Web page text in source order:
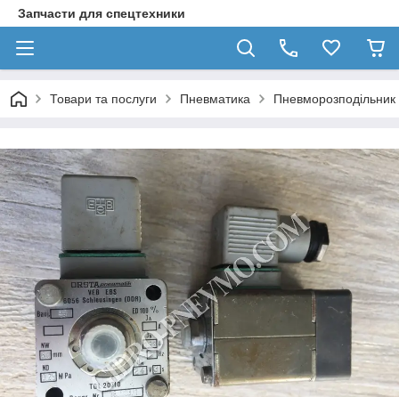
Запчасти для спецтехники
Товари та послуги Пневматика Пневморозподільник